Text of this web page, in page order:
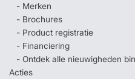
- Merken
- Brochures
- Product registratie
- Financiering
- Ontdek alle nieuwigheden
Acties